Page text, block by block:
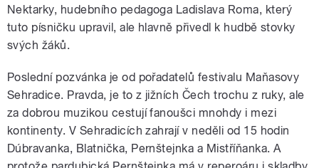
Nektarky, hudebního pedagoga Ladislava Roma, který
tuto písničku upravil, ale hlavně přivedl k hudbě stovky
svých žáků.
Poslední pozvánka je od pořadatelů festivalu Maňasovy
Sehradice. Pravda, je to z jižních Čech trochu z ruky, ale
za dobrou muzikou cestují fanoušci mnohdy i mezi
kontinenty. V Sehradicích zahrají v neděli od 15 hodin
Dúbravanka, Blatnička, Pernštejnka a Mistříňanka. A